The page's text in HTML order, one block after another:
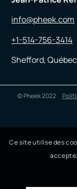
info@pheek.com
+1-514-756-3414
Shefford,
© Pheek 2022
Ce site utilise des